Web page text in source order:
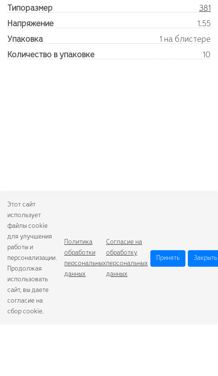
Типоразмер
381
Напряжение
1.55
Упаковка
1 на блистере
Количество в упаковке
10
Этот сайт
использует
файлы cookie
для улучшения
работы и
персонализации.
Продолжая
использовать
сайт, вы даете
согласие на
сбор cookie.
Политика
обработки
персональных
данных
Согласие на
обработку
персональных
данных
Принять Закрыть